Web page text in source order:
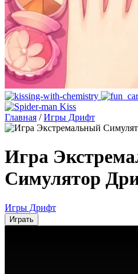
Главная / Игры Дрифт
Игра
Симулятор
Игры Дрифт
Играть